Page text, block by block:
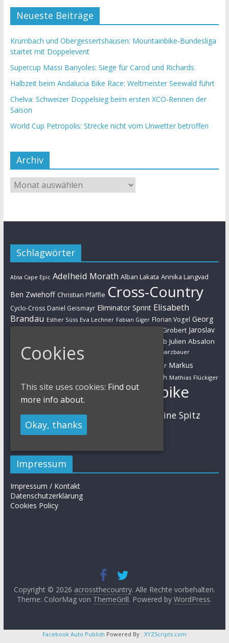
Neueste Beiträge
Krumbach und Obergessertshausen: Mountainbike-Bundesliga
startet mit Doppelevent
Supercup Massi Banyoles: Siege für Carod und Richards
Halbzeit beim Andalucia Bike Race: Weltmeister Seewald führt
Chelva: Schweizer Doppelsieg beim ersten XCO-Rennen der
Saison
World Cup Petropolis: Strecke nicht vom Unwetter betroffen
Archiv
Schlagwörter
Absa Cape Epic Adelheid Morath Alban Lakata Annika Langvad
Ben Zwiehoff Christian Pfäffle Cross-Country
Cyclo-Cross Daniel Geismayr Eliminator Sprint Elisabeth
Brandau Esther Süss Eva Lechner Fabian Giger Florian Vogel Georg
Egger
Helen Grobert Jaroslav
Julian Schelb Julien Absalon
Karl Platt Kathrin Stirnemann Luca Schwarzbauer
Marathon Markus Bauer Markus
Martin Gluth Mathias Flückiger
Max Brandl Moritz Milatz
Mountainbike
MTB Nadine Rieder Sabine Spitz
Simon Stiebjahn UCI
Impressum
Impressum / Kontakt
Datenschutzerklärung
Cookies Policy
Copyright © 2026 acrossthecountry. Alle Rechte vorbehalten.
Theme: ColorMag von ThemeGrill. Powered byWordPress.
Facebook Auto Publish Powered By : XYZScripts.com
Cookies
This site uses cookies: Find out
more info about.
Okay, thanks